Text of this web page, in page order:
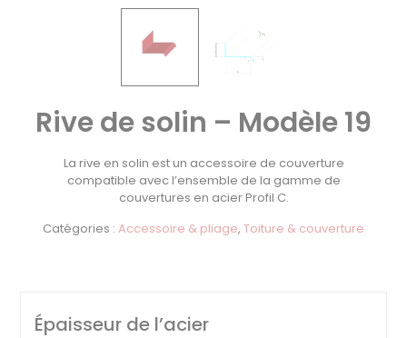
Rive de solin – Modèle 19
La rive en solin est un accessoire de couverture
compatible avec l’ensemble de la gamme de
couvertures en acier Profil C.
Catégories : Accessoire & pliage, Toiture & couverture
Épaisseur de l’acier